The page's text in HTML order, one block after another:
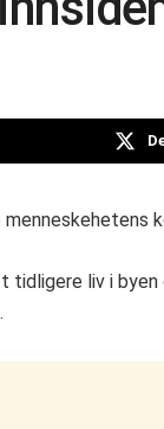
tidligere liv i